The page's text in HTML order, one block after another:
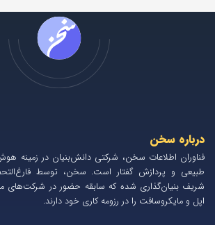
درباره سخن
فناوران اطلاعات سخن، شرکتی دانش‌بنیان در زمینه
طبیعی و پردازش گفتار است. سخن، توسط
شریف بنیان‌گذاری شده که سابقه حضور در شرکت‌های
اپل و مایکروسافت را در رزومه کاری خود دارند.